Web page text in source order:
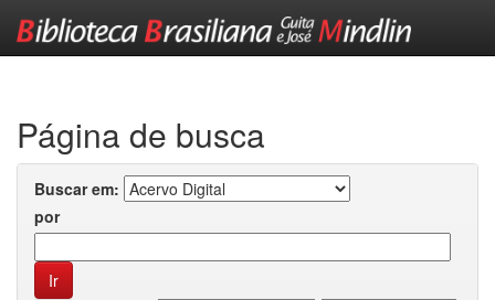
Página de busca
Buscar em:
por